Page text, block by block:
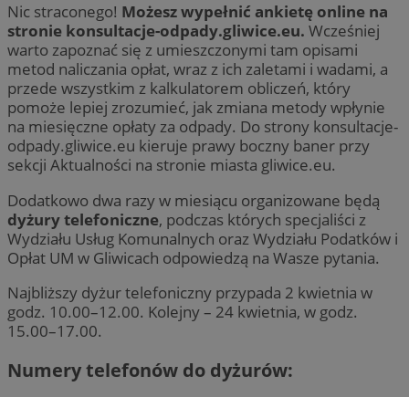
Nic straconego! Możesz wypełnić ankietę online na
stronie konsultacje-odpady.gliwice.eu. Wcześniej
warto zapoznać się z umieszczonymi tam opisami
metod naliczania opłat, wraz z ich zaletami i wadami, a
przede wszystkim z kalkulatorem obliczeń, który
pomoże lepiej zrozumieć, jak zmiana metody wpłynie
na miesięczne opłaty za odpady. Do strony konsultacje-
odpady.gliwice.eu kieruje prawy boczny baner przy
sekcji Aktualności na stronie miasta gliwice.eu.
Dodatkowo dwa razy w miesiącu organizowane będą
dyżury telefoniczne, podczas których specjaliści z
Wydziału Usług Komunalnych oraz Wydziału Podatków i
Opłat UM w Gliwicach odpowiedzą na Wasze pytania.
Najbliższy dyżur telefoniczny przypada 2 kwietnia w
godz. 10.00–12.00. Kolejny – 24 kwietnia, w godz.
15.00–17.00.
Numery telefonów do dyżurów: